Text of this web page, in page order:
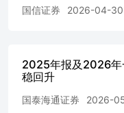
生息资产比重环
41.3%/42.0%，
保持稳定，风险
持平于0.76%，
0.83%/-0.1%，
国信证券 2026-04-30
2025年报及2026年
稳回升
国泰海通证券 2026-